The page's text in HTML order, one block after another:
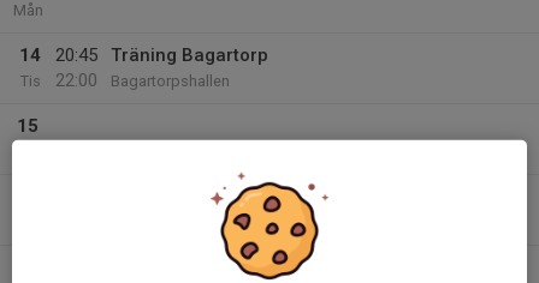
Mån
14
Tis
20:45
22:00
Träning Bagartorp
Bagartorpshallen
15
Träning Bagartorp
Bagartorpshallen